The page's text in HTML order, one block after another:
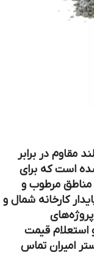
مقاوم در برابر
است که برای
مناطق مرطوب و
کارخانه شمال و
قیمت
امیران تماس